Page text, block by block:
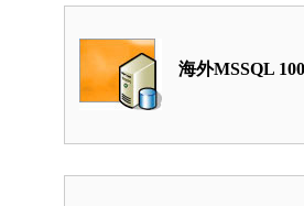
海外MSSQL